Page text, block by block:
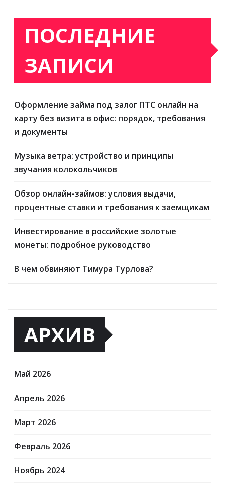
ПОСЛЕДНИЕ
ЗАПИСИ
Оформление займа под залог ПТС онлайн на
карту без визита в офис: порядок, требования
и документы
Музыка ветра: устройство и принципы
звучания колокольчиков
Обзор онлайн-займов: условия выдачи,
процентные ставки и требования к заемщикам
Инвестирование в российские золотые
монеты: подробное руководство
В чем обвиняют Тимура Турлова?
АРХИВ
Май 2026
Апрель 2026
Март 2026
Февраль 2026
Ноябрь 2024